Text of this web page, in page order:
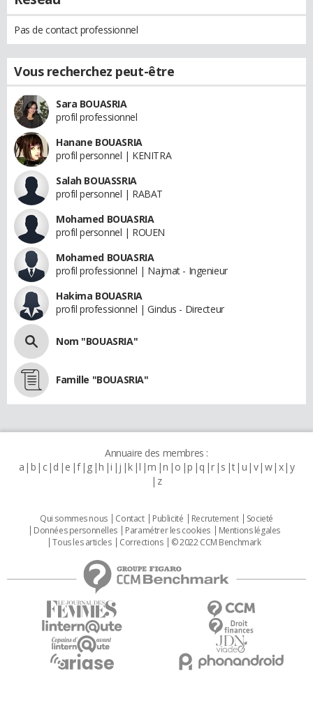
Pas de contact professionnel
Vous recherchez peut-être
Sara BOUASRIA
profil professionnel
Hanane BOUASRIA
profil personnel | KENITRA
Salah BOUASSRIA
profil personnel | RABAT
Mohamed BOUASRIA
profil personnel | ROUEN
Mohamed BOUASRIA
profil professionnel | Najmat - Ingenieur
Hakima BOUASRIA
profil professionnel | Gindus - Directeur
Nom "BOUASRIA"
Famille "BOUASRIA"
Annuaire des membres :
a b c d e f g h i j k l m n o p q r s t u v w x y
z
Qui sommes nous Contact Publicité Recrutement
Societé
Données personnelles
Paramétrer les cookies
Mentions légales
Tous les articles
Corrections © 2022 CCM Benchmark